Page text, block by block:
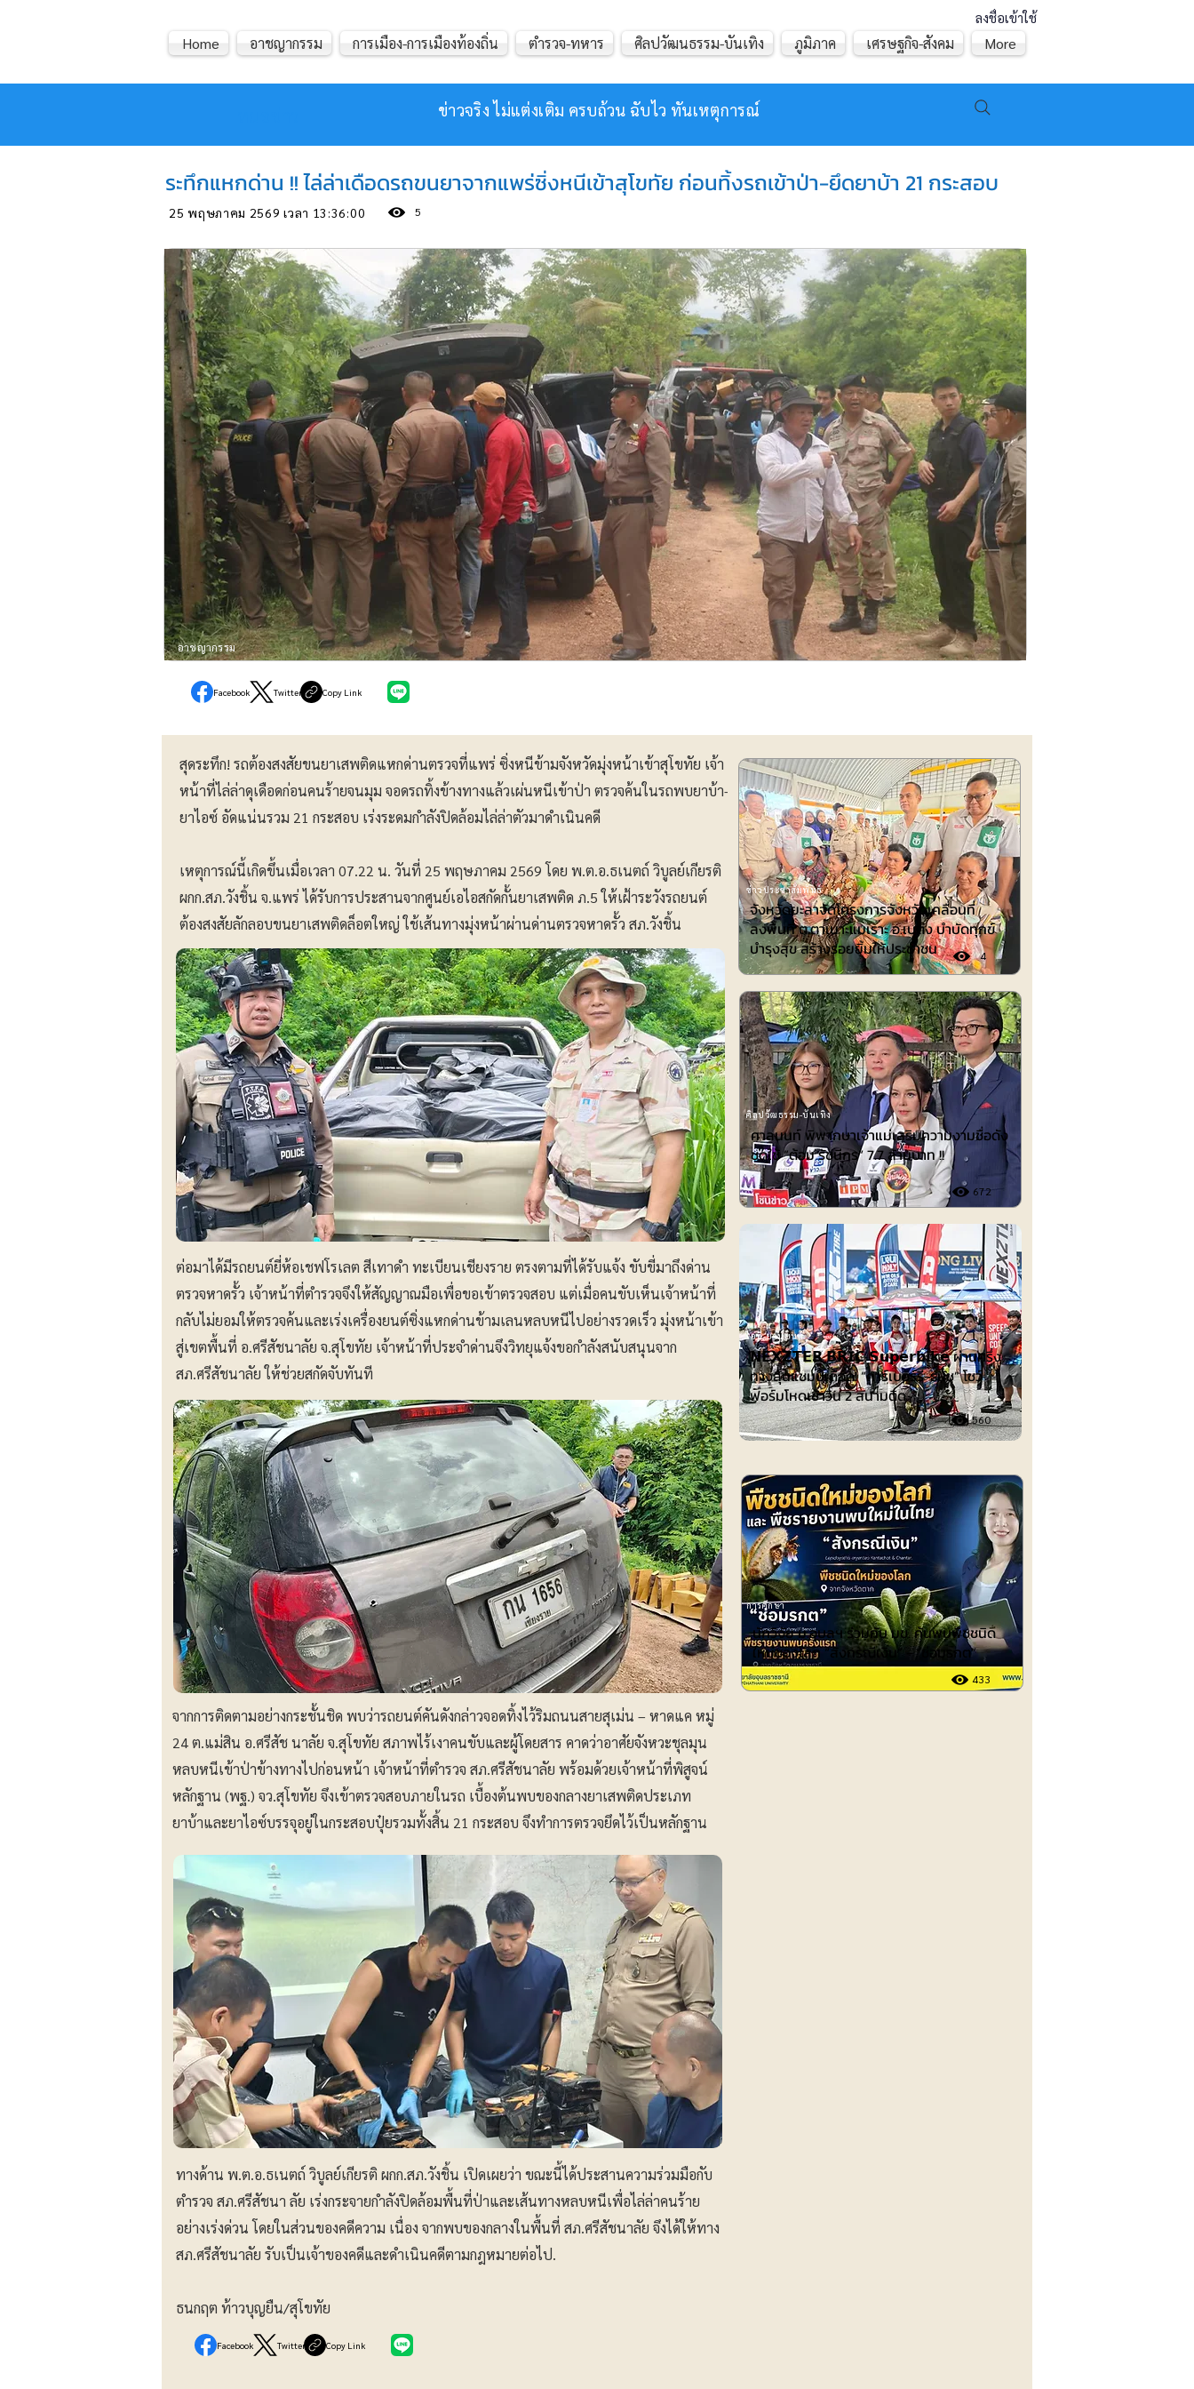
ลงชื่อเข้าใช้
ข่าวจริง ไม่แต่งเติม ครบถ้วน ฉับไว ทันเหตุการณ์
Home อาชญากรรม การเมือง-การเมืองท้องถิ่น ตำรวจ-ทหาร ศิลปวัฒนธรรม-บันเทิง ภูมิภาค เศรษฐกิจ-สังคม More
ระทึกแหกด่าน !! ไล่ล่าเดือดรถขนยาจากแพร่ซิ่งหนีเข้าสุโขทัย ก่อนทิ้งรถเข้าป่า-ยึดยาบ้า 21 กระสอบ
25 พฤษภาคม 2569 เวลา 13:36:00 5
อาชญากรรม
Facebook Twitter Copy Link
สุดระทึก! รถต้องสงสัยขนยาเสพติดแหกด่านตรวจที่แพร่ ซิ่งหนีข้ามจังหวัดมุ่งหน้าเข้าสุโขทัย เจ้า
หน้าที่ไล่ล่าดุเดือดก่อนคนร้ายจนมุม จอดรถทิ้งข้างทางแล้วเผ่นหนีเข้าป่า ตรวจค้นในรถพบยาบ้า-
ยาไอซ์ อัดแน่นรวม 21 กระสอบ เร่งระดมกำลังปิดล้อมไล่ล่าตัวมาดำเนินคดี
​เหตุการณ์นี้เกิดขึ้นเมื่อเวลา 07.22 น. วันที่ 25 พฤษภาคม 2569 โดย พ.ต.อ.ธเนตถ์ วิบูลย์เกียรติ
ผกก.สภ.วังชิ้น จ.แพร่ ได้รับการประสานจากศูนย์เอไอสกัดกั้นยาเสพติด ภ.5 ให้เฝ้าระวังรถยนต์
ต้องสงสัยลักลอบขนยาเสพติดล็อตใหญ่ ใช้เส้นทางมุ่งหน้าผ่านด่านตรวจหาดรั้ว สภ.วังชิ้น
ต่อมาได้มีรถยนต์ยี่ห้อเชฟโรเลต สีเทาดำ ทะเบียนเชียงราย ตรงตามที่ได้รับแจ้ง ขับขี่มาถึงด่าน
ตรวจหาดรั้ว เจ้าหน้าที่ตำรวจจึงให้สัญญาณมือเพื่อขอเข้าตรวจสอบ แต่เมื่อคนขับเห็นเจ้าหน้าที่
กลับไม่ยอมให้ตรวจค้นและเร่งเครื่องยนต์ซิ่งแหกด่านข้ามเลนหลบหนีไปอย่างรวดเร็ว มุ่งหน้าเข้า
สู่เขตพื้นที่ อ.ศรีสัชนาลัย จ.สุโขทัย เจ้าหน้าที่ประจำด่านจึงวิทยุแจ้งขอกำลังสนับสนุนจาก
สภ.ศรีสัชนาลัย ให้ช่วยสกัดจับทันที
จากการติดตามอย่างกระชั้นชิด พบว่ารถยนต์คันดังกล่าวจอดทิ้งไว้ริมถนนสายสุเม่น – หาดแค หมู่
24 ต.แม่สิน อ.ศรีสัช นาลัย จ.สุโขทัย สภาพไร้เงาคนขับและผู้โดยสาร คาดว่าอาศัยจังหวะชุลมุน
หลบหนีเข้าป่าข้างทางไปก่อนหน้า ​เจ้าหน้าที่ตำรวจ สภ.ศรีสัชนาลัย พร้อมด้วยเจ้าหน้าที่พิสูจน์
หลักฐาน (พฐ.) จว.สุโขทัย จึงเข้าตรวจสอบภายในรถ เบื้องต้นพบของกลางยาเสพติดประเภท
ยาบ้าและยาไอซ์บรรจุอยู่ในกระสอบปุ๋ยรวมทั้งสิ้น 21 กระสอบ จึงทำการตรวจยึดไว้เป็นหลักฐาน
ทางด้าน พ.ต.อ.ธเนตถ์ วิบูลย์เกียรติ ผกก.สภ.วังชิ้น เปิดเผยว่า ขณะนี้ได้ประสานความร่วมมือกับ
ตำรวจ สภ.ศรีสัชนา ลัย เร่งกระจายกำลังปิดล้อมพื้นที่ป่าและเส้นทางหลบหนีเพื่อไล่ล่าคนร้าย
อย่างเร่งด่วน โดยในส่วนของคดีความ เนื่อง จากพบของกลางในพื้นที่ สภ.ศรีสัชนาลัย จึงได้ให้ทาง
สภ.ศรีสัชนาลัย รับเป็นเจ้าของคดีและดำเนินคดีตามกฎหมายต่อไป.
ธนกฤต ท้าวบุญยืน/สุโขทัย
Facebook Twitter Copy Link
จังหวัดยะลาจัดโครงการจังหวัดเคลื่อนที่
ลงพื้นที่ ต.ตาเนาะแมเราะ อ.เบตง บำบัดทุกข์
บำรุงสุข สร้างรอยยิ้มให้ประชาชน
4
ข่าวประชาสัมพันธ์
ศาลนนท์ พิพากษาเจ้าแม่เสริมความงามชื่อดัง
ชดใช้ ”ต้อม รัชนีกร“ 7.7 ล้านบาท !!
672
ศิลปวัฒธรรม-บันเทิง
ไอที-ยานยนต์
𝗡𝗘𝗫𝗭𝗧𝗘𝗥 𝗕𝗥𝗜𝗖 𝗦𝘂𝗽𝗲𝗿𝗯𝗶𝗸𝗲 ผ่านครึ่ง
ทางลุ้นแชมป์เดือด! “คาร์เบอร์รี-ธนัช” โชว์
ฟอร์มโหดเข้าวิน 2 สนามติด
560
การศึกษา
นักวิจัย ม.อุบลฯ ร่วมกับ มข. ค้นพบพืชชนิด
ใหม่ของโลก “สังกรณีเงิน” - “ช่อมรกต”
433